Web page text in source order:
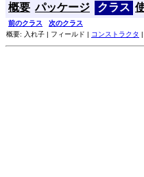
概要 パッケージ クラス
前のクラス
次のクラス
概要: 入れ子 | フィールド | コンストラクタ |